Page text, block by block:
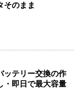
そのまま
ッテリー交換の作
・即日で最大容量